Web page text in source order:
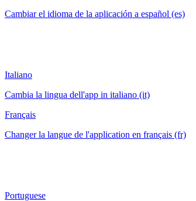
Cambiar el idioma de la aplicación a español (es)
Italiano
Cambia la lingua dell'app in italiano (it)
Français
Changer la langue de l'application en français (fr)
Portuguese